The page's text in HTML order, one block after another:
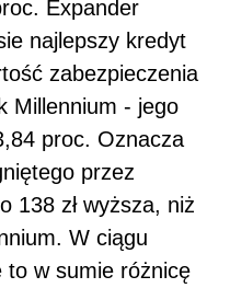
Expander
najlepszy kredyt
zabezpieczenia
Millennium - jego
proc. Oznacza
przez
138 zł wyższa, niż
W ciągu
to w sumie różnicę